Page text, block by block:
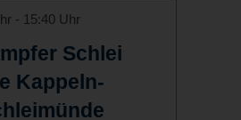
- 15:40 Uhr
Schlei
Kappeln-